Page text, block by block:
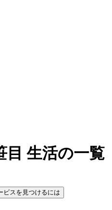
目 生活の一覧
ビスを見つけるには